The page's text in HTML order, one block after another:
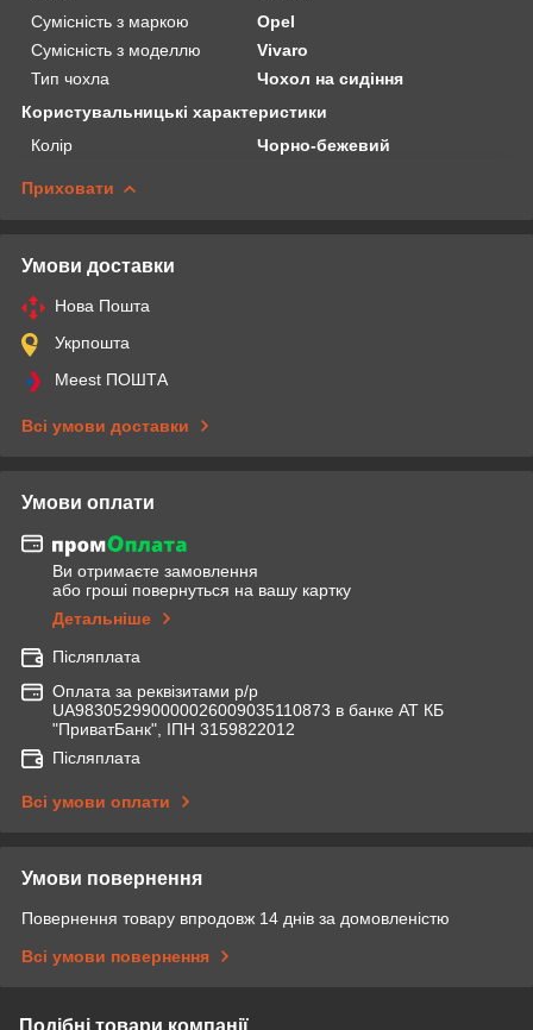
Сумісність з маркою
Opel
Сумісність з моделлю
Vivaro
Тип чохла
Чохол на сидіння
Користувальницькі характеристики
Колір
Чорно-бежевий
Приховати
Умови доставки
Нова Пошта
Укрпошта
Meest ПОШТА
Всі умови доставки
Умови оплати
Ви отримаєте замовлення
або гроші повернуться на вашу картку
Детальніше
Післяплата
Оплата за реквізитами р/р
UA983052990000026009035110873 в банке АТ КБ
"ПриватБанк", ІПН 3159822012
Післяплата
Всі умови оплати
Умови повернення
Повернення товару впродовж 14 днів за домовленістю
Всі умови повернення